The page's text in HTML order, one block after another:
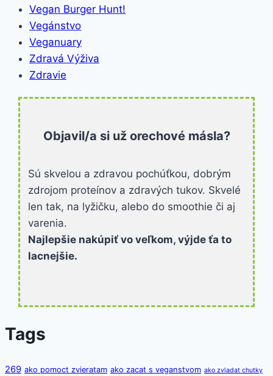
Vegan Burger Hunt!
Vegánstvo
Veganuary
Zdravá Výživa
Zdravie
Objavil/a si už orechové másla?
Sú skvelou a zdravou pochúťkou, dobrým
zdrojom proteínov a zdravých tukov. Skvelé
len tak, na lyžičku, alebo do smoothie či aj
varenia.
Najlepšie nakúpiť vo veľkom, výjde ťa to
lacnejšie.
Tags
269 ako pomoct zvieratam ako zacat s veganstvom ako zvladat chutky